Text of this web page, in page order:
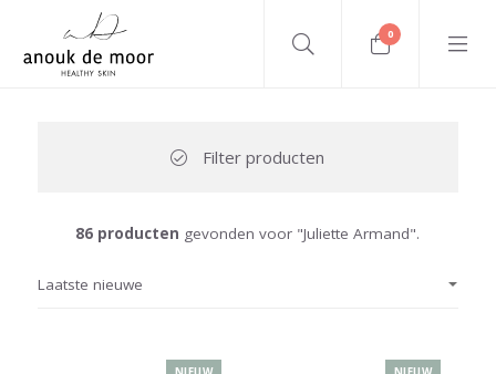
0
Filter producten
86 producten gevonden voor "Juliette Armand".